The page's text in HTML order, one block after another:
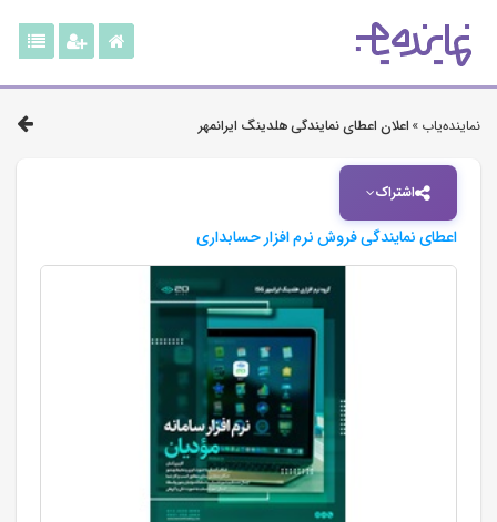
نماینده‌یاب » اعلان اعطای نمایندگی هلدینگ ایرانمهر
اشتراک
اعطای نمایندگی فروش نرم افزار حسابداری